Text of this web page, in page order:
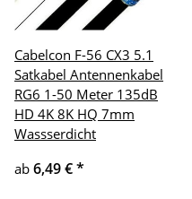
Cabelcon F-56 CX3 5.1
Satkabel Antennenkabel
RG6 1-50 Meter 135dB
HD 4K 8K HQ 7mm
Wassserdicht
ab 6,49 €*